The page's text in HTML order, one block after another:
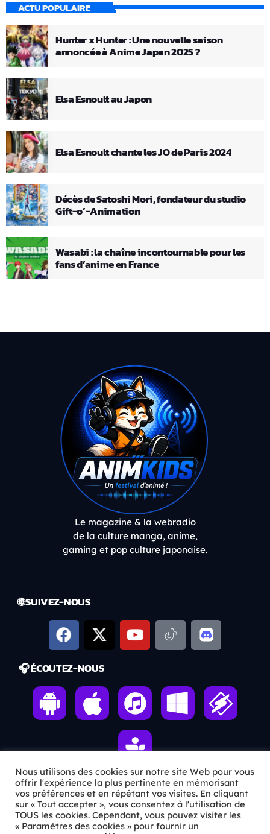
ACTU POPULAIRE
Hunter x Hunter : Une nouvelle saison
annoncée à Anime Japan 2025 ?
Elsa Esnoult au Japon
Elsa Esnoult chante les JO de Paris 2024
Décès de Satoshi Mori, fondateur du studio
Gift-o’-Animation
Wasabi : la chaîne incontournable pour les
fans d’anime en France
Le magazine & la webradio
de la culture manga, anime,
gaming et pop culture japonaise.
🌐 SUIVEZ-NOUS
🎧 ÉCOUTEZ-NOUS
ℹ️ INFOS PRATIQUES
✉️Contact
Nous utilisons des cookies sur notre site Web pour vous
offrir l'expérience la plus pertinente en mémorisant
vos préférences et en répétant vos visites. En cliquant
sur « Tout accepter », vous consentez à l'utilisation de
TOUS les cookies. Cependant, vous pouvez visiter les
« Paramètres des cookies » pour fournir un